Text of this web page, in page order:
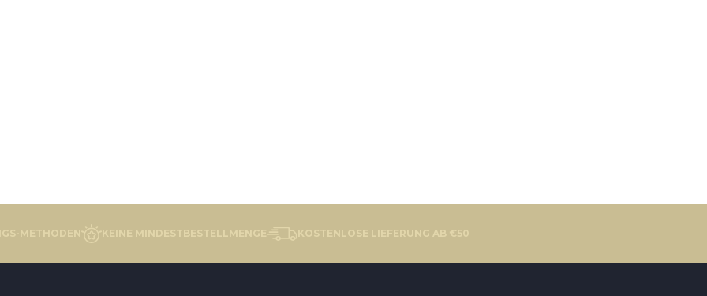
METHODEN KEINE MINDESTBESTELLMENGE KOSTENLOSE LIEFERUNG AB €50